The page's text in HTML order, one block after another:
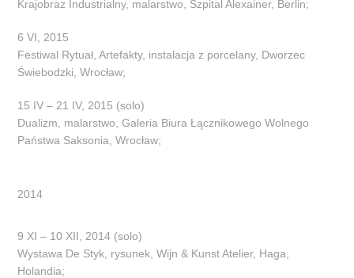
Krajobraz Industrialny, malarstwo, Szpital Alexainer, Berlin;
6 VI, 2015
Festiwal Rytuał, Artefakty, instalacja z porcelany, Dworzec
Świebodzki, Wrocław;
15 IV – 21 IV, 2015 (solo)
Dualizm, malarstwo, Galeria Biura Łącznikowego Wolnego
Państwa Saksonia, Wrocław;
2014
9 XI – 10 XII, 2014 (solo)
Wystawa De Styk, rysunek, Wijn & Kunst Atelier, Haga,
Holandia;